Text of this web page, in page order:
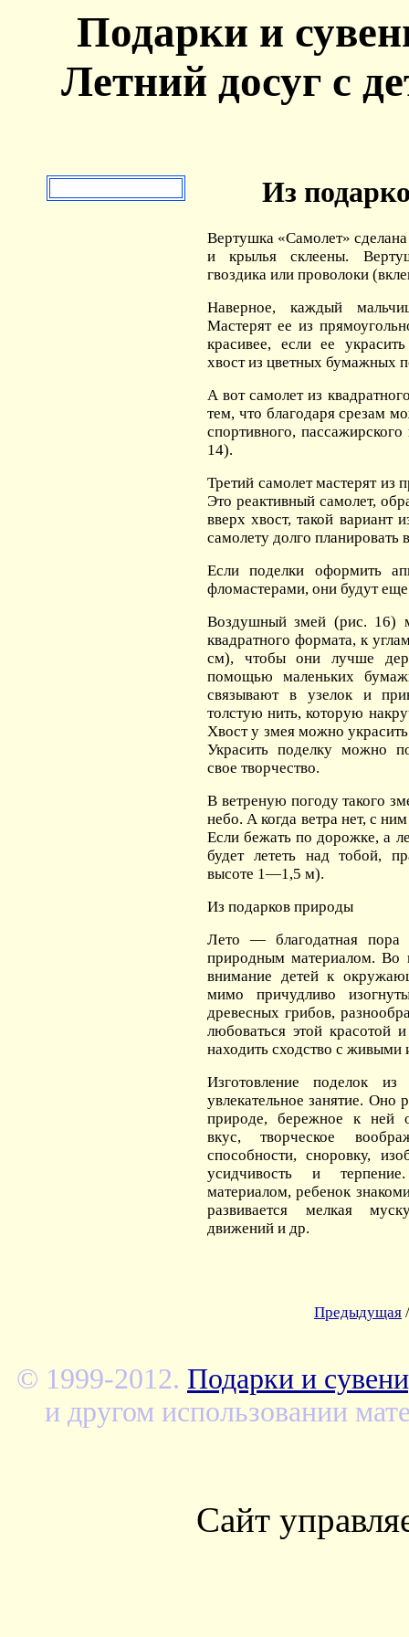
Подарки и
Летний досуг с
Из
Вертушка «Самолет»
и крылья склеены.
гвоздика или проволоки
Наверное, каждый
Мастерят ее из
красивее, если ее
хвост из цветных бумажных
А вот самолет из
тем, что благодаря срезам
спортивного,
14).
Третий самолет мастерят из
Это реактивный самолет,
вверх хвост, такой вариант
самолету долго планировать
Если поделки оформить
фломастерами, они будут еще
Воздушный змей (рис. 16)
квадратного формата, к
см), чтобы они лучше
помощью маленьких
связывают в узелок и
толстую нить, которую
Хвост у змея можно
Украсить поделку можно
свое творчество.
В ветреную погоду такого
небо. А когда ветра нет, с
Если бежать по дорожке, а
будет лететь над тобой,
высоте 1—1,5 м).
Из подарков природы
Лето — благодатная пора
природным материалом. Во
внимание детей к
мимо причудливо
древесных грибов,
любоваться этой красотой
находить сходство с
Изготовление поделок
увлекательное занятие. Оно
природе, бережное к ней
вкус, творческое
способности, сноровку,
усидчивость и
материалом, ребенок
развивается мелкая
движений и др.
Предыдущая
© 1999-2012. Подарки и
и другом использовании
Сайт